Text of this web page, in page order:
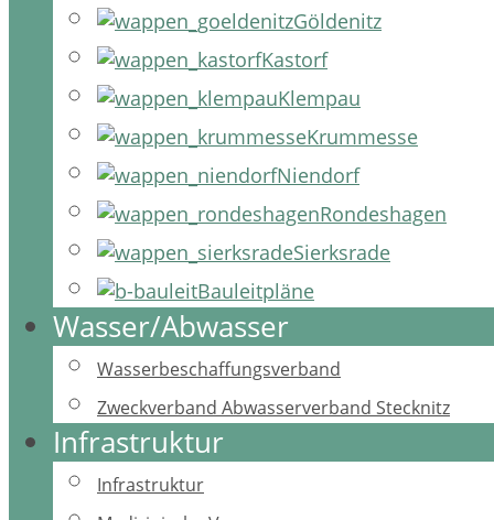
Göldenitz
Kastorf
Klempau
Krummesse
Niendorf
Rondeshagen
Sierksrade
Bauleitpläne
Wasser/Abwasser
Wasserbeschaffungsverband
Zweckverband Abwasserverband Stecknitz
Infrastruktur
Infrastruktur